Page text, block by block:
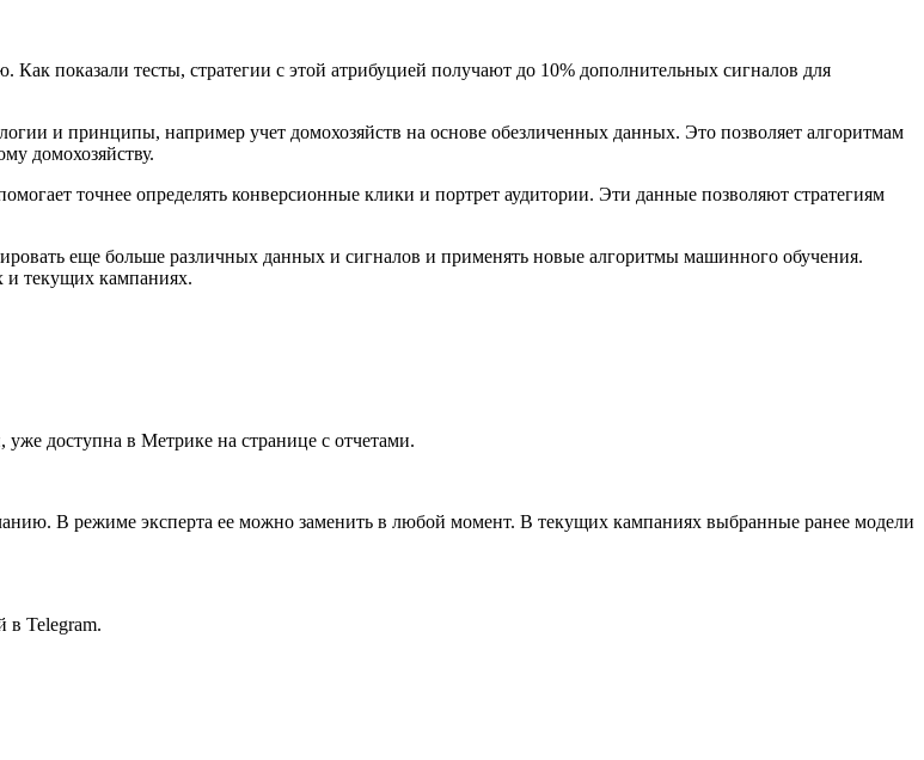
показали тесты, стратегии с этой атрибуцией получают до 10% дополнительных сигналов для
и принципы, например учет домохозяйств на основе обезличенных данных. Это позволяет алгоритмам
домохозяйству.
точнее определять конверсионные клики и портрет аудитории. Эти данные позволяют стратегиям
еще больше различных данных и сигналов и применять новые алгоритмы машинного обучения.
и текущих кампаниях.
доступна в Метрике на странице с отчетами.
В режиме эксперта ее можно заменить в любой момент. В текущих кампаниях выбранные ранее модели
в Telegram.